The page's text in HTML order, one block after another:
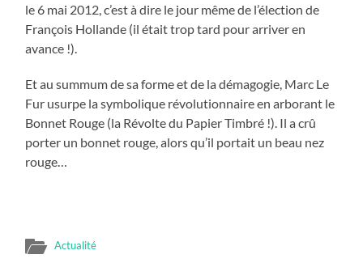
le 6 mai 2012, c’est à dire le jour même de l’élection de
François Hollande (il était trop tard pour arriver en
avance !).
Et au summum de sa forme et de la démagogie, Marc Le
Fur usurpe la symbolique révolutionnaire en arborant le
Bonnet Rouge (la Révolte du Papier Timbré !). Il a crû
porter un bonnet rouge, alors qu’il portait un beau nez
rouge…
Actualité